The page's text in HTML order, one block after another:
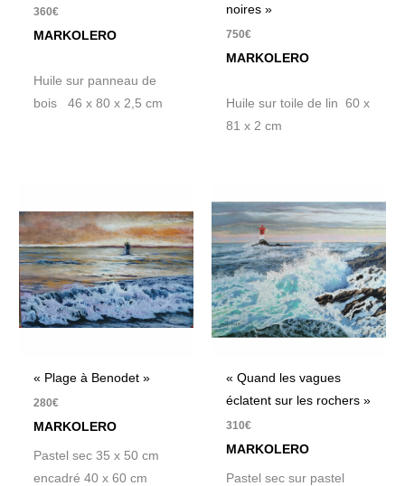
360€
MARKOLERO
Huile sur panneau de
bois 46 x 80 x 2,5 cm
noires »
750€
MARKOLERO
Huile sur toile de lin 60 x
81 x 2 cm
« Plage à Benodet »
280€
MARKOLERO
Pastel sec 35 x 50 cm
encadré 40 x 60 cm
« Quand les vagues
éclatent sur les rochers »
310€
MARKOLERO
Pastel sec sur pastel